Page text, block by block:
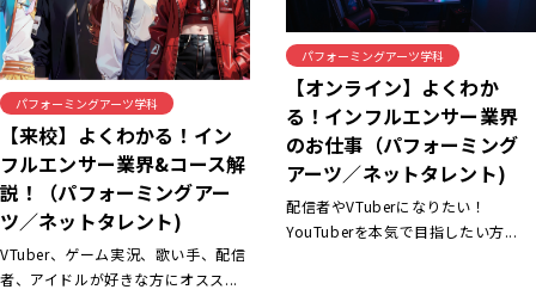
パフォーミングアーツ学科
【来校】よくわかる！イン
フルエンサー業界&コース解
説！（パフォーミングアー
ツ／ネットタレント)
VTuber、ゲーム実況、歌い手、配信
者、アイドルが好きな方にオスス...
パフォーミングアーツ学科
【オンライン】よくわか
る！インフルエンサー業界
のお仕事（パフォーミング
アーツ／ネットタレント)
配信者やVTuberになりたい！
YouTuberを本気で目指したい方...